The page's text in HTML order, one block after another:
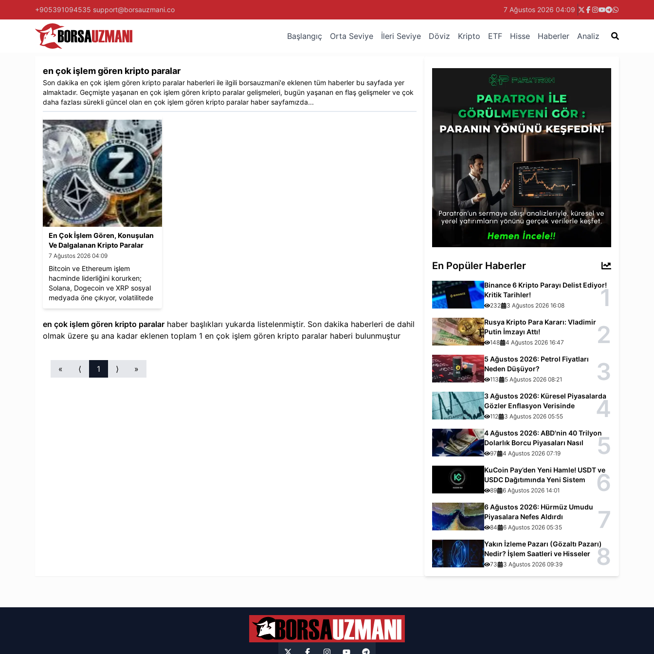
+905391094535 support@borsauzmani.co 7 Ağustos 2026 04:09
Başlangıç Orta Seviye İleri Seviye Döviz Kripto ETF Hisse Haberler Analiz
en çok işlem gören kripto paralar
Son dakika en çok işlem gören kripto paralar haberleri ile ilgili borsauzmani'e eklenen tüm haberler bu sayfada yer
almaktadır. Geçmişte yaşanan en çok işlem gören kripto paralar gelişmeleri, bugün yaşanan en flaş gelişmeler ve çok
daha fazlası sürekli güncel olan en çok işlem gören kripto paralar haber sayfamızda...
En Çok İşlem Gören, Konuşulan
Ve Dalgalanan Kripto Paralar
7 Ağustos 2026 04:09
Bitcoin ve Ethereum işlem
hacminde liderliğini korurken;
Solana, Dogecoin ve XRP sosyal
medyada öne çıkıyor, volatilitede
AVAX ve PEPE dikkat çekiyor.
en çok işlem gören kripto paralar haber başlıkları yukarda listelenmiştir. Son dakika haberleri de dahil
olmak üzere şu ana kadar eklenen toplam 1 en çok işlem gören kripto paralar haberi bulunmuştur
« ⟨ 1 ⟩ »
En Popüler Haberler
Binance 6 Kripto Parayı Delist Ediyor!
Kritik Tarihler!
232 3 Ağustos 2026 16:08 1
Rusya Kripto Para Kararı: Vladimir
Putin İmzayı Attı!
148 4 Ağustos 2026 16:47 2
5 Ağustos 2026: Petrol Fiyatları
Neden Düşüyor?
113 5 Ağustos 2026 08:21 3
3 Ağustos 2026: Küresel Piyasalarda
Gözler Enflasyon Verisinde
112 3 Ağustos 2026 05:55 4
4 Ağustos 2026: ABD'nin 40 Trilyon
Dolarlık Borcu Piyasaları Nasıl
Etkiliyor?
97 4 Ağustos 2026 07:19 5
KuCoin Pay’den Yeni Hamle! USDT ve
USDC Dağıtımında Yeni Sistem
89 6 Ağustos 2026 14:01 6
6 Ağustos 2026: Hürmüz Umudu
Piyasalara Nefes Aldırdı
84 6 Ağustos 2026 05:35 7
Yakın İzleme Pazarı (Gözaltı Pazarı)
Nedir? İşlem Saatleri ve Hisseler
73 3 Ağustos 2026 09:39 8